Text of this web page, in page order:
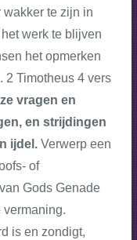
te zijn in
werk te blijven
het opmerken
Timotheus 4 vers
vragen en
en strijdingen
ijdel. Verwerp een
of
Gods Genade
vermaning.
is en zondigt,